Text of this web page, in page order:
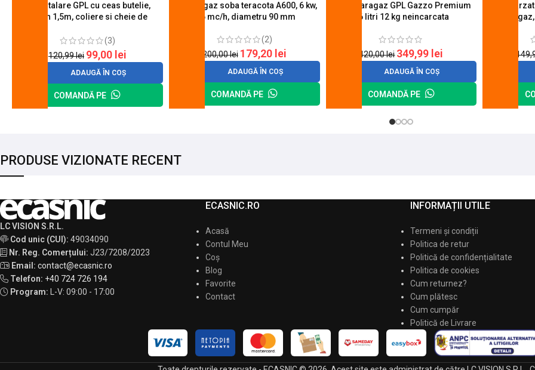
Kit instalare GPL cu ceas butelie,
furtun 1,5m, coliere si cheie de
(3)
120,99lei 99,00 lei
ADAUGĂ ÎN COȘ
COMANDĂ PE
Arzator gaz soba teracota A600, 6 kw,
0.6 mc/h, diametru 90 mm
(2)
200,00lei 179,20 lei
ADAUGĂ ÎN COȘ
COMANDĂ PE
Butelie aragaz GPL Gazzo Premium
26 litri 12 kg neincarcata
420,00lei 349,99 lei
ADAUGĂ ÎN COȘ
COMANDĂ PE
Set 4
PRODUSE VIZIONATE RECENT
LC VISION S.R.L.
Cod unic (CUI): 49034090
Nr. Reg. Comerțului: J23/7208/2023
Email: contact@ecasnic.ro
Telefon: +40 724 726 194
Program:
L-V: 09:00 - 17:00
ECASNIC.RO
Acasă
Contul Meu
Coș
Blog
Favorite
Contact
INFORMAȚII UTILE
Termeni și condiții
Politica de retur
Politică de confidențialitate
Politica de cookies
Cum returnez?
Cum plătesc
Cum cumpăr
Politică de Livrare